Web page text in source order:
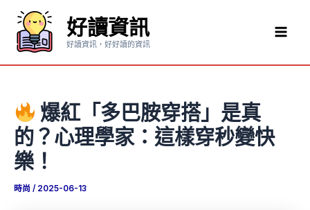
要
好讀資訊
好讀資訊，好好讀的資訊
爆紅「多巴胺穿搭」是真
的？心理學家：這樣穿秒變快
樂！
時尚 / 2025-06-13